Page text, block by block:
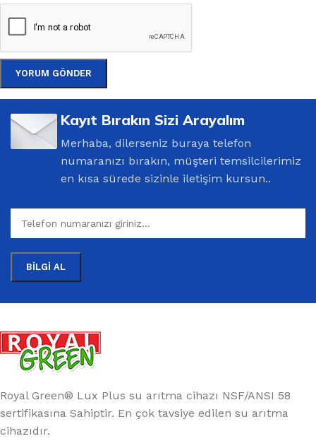
Kayıt Bırakın Sizi Arayalım
Merhaba, dilerseniz buraya telefon
numaranızı bırakın, müşteri temsilcilerimiz
en kısa sürede sizinle iletişim kursun..
Royal Green® Lux Plus su arıtma cihazı NSF/ANSI 58
sertifikasına Sahiptir. En çok tavsiye edilen su arıtma
cihazıdır.